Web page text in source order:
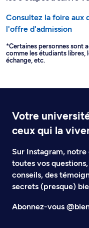
Consultez la foire aux
l'offre d'admission
*Certaines personnes sont
comme les étudiants libres,
échange, etc.
Votre
ceux qui la
Sur Instagram, notre
toutes vos
conseils, des
secrets (presque)
Abonnez-vous